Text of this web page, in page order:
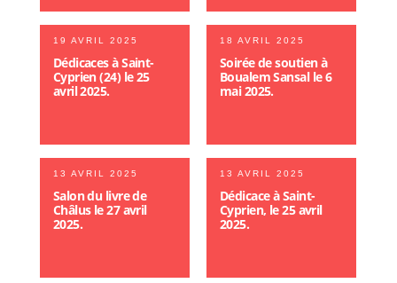
19 AVRIL 2025
Dédicaces à Saint-
Cyprien (24) le 25
avril 2025.
18 AVRIL 2025
Soirée de soutien à
Boualem Sansal le 6
mai 2025.
13 AVRIL 2025
Salon du livre de
Châlus le 27 avril
2025.
13 AVRIL 2025
Dédicace à Saint-
Cyprien, le 25 avril
2025.